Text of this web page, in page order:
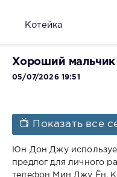
Котейка
Хороший мальчик
05/07/2026 19:51
📺 Показать все
Юн Дон Джу
предлог для личного
телефон Мин Джу Ён.